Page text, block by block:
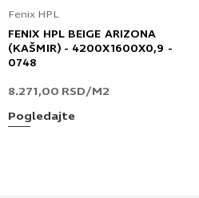
Fenix HPL
FENIX HPL BEIGE ARIZONA
(KAŠMIR) - 4200X1600X0,9 -
0748
8.271,00 RSD/M2
Pogledajte